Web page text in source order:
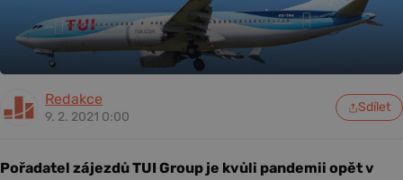
Redakce
9. 2. 2021 0:00
Sdílet
Pořadatel zájezdů TUI Group je kvůli pandemii opět v